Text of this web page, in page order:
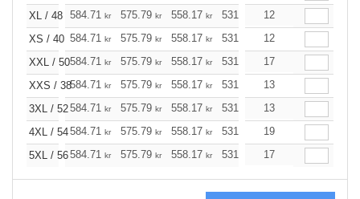
XL / 48 584.71 kr 575.79 kr 558.17 kr 531.52 504.98
12
XS / 40 584.71 kr 575.79 kr 558.17 kr 531.52 504.98
12
XXL / 50584.71 kr 575.79 kr 558.17 kr 531.52 504.98
17
XXS / 38584.71 kr 575.79 kr 558.17 kr 531.52 504.98
13
3XL / 52584.71 kr 575.79 kr 558.17 kr 531.52 504.98
13
4XL / 54584.71 kr 575.79 kr 558.17 kr 531.52 504.98
19
5XL / 56584.71 kr 575.79 kr 558.17 kr 531.52 504.98
17